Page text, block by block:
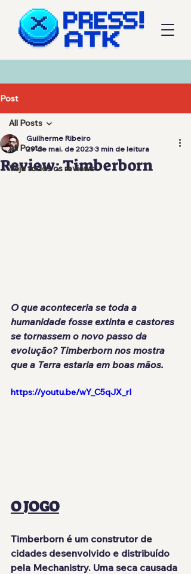
Post
All Posts
Veja todos os reviews
All Posts
Review: Timberborn
Guilherme Ribeiro
29 de mai. de 2023 3 min de leitura
O que aconteceria se toda a
humanidade fosse extinta e castores
se tornassem o novo passo da
evolução? Timberborn nos mostra
que a Terra estaria em boas mãos.
https://youtu.be/wY_C5qJX_rI
O JOGO
Timberborn é um construtor de
cidades desenvolvido e distribuído
pela Mechanistry. Uma seca causada